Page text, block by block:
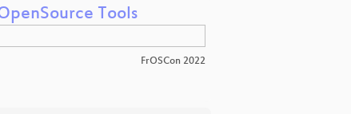
Tools
FrOSCon 2022